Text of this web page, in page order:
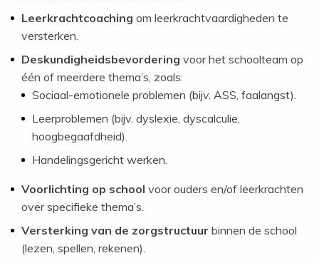
Leerkrachtcoaching om leerkrachtvaardigheden te
versterken.
Deskundigheidsbevordering voor het schoolteam op
één of meerdere thema’s, zoals:
Sociaal-emotionele problemen (bijv. ASS, faalangst).
Leerproblemen (bijv. dyslexie, dyscalculie,
hoogbegaafdheid).
Handelingsgericht werken.
Voorlichting op school voor ouders en/of leerkrachten
over specifieke thema’s.
Versterking van de zorgstructuur binnen de school
(lezen, spellen, rekenen).